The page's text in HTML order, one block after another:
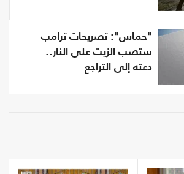
"حماس": تصريحات ترامب
ستصب الزيت على النار..
دعته إلى التراجع